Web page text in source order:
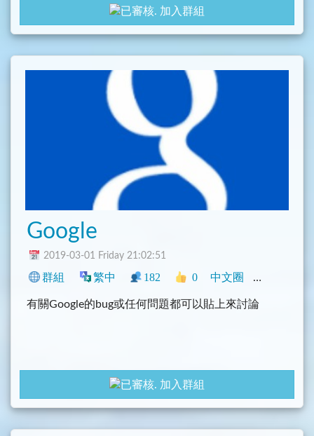
加入群組
Google
2019-03-01 Friday 21:02:51
群組 繁中 182 0 中文圈 臺灣
有關Google的bug或任何問題都可以貼上來討論
加入群組